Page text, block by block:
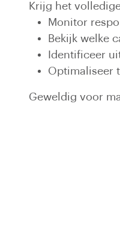
Krijg het
Monitor
Bekijk welke
Identificeer
Optimaliseer
Geweldig voor